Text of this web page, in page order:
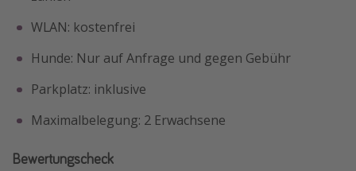
WLAN: kostenfrei
Hunde: Nur auf Anfrage und gegen Gebühr
Parkplatz: inklusive
Maximalbelegung: 2 Erwachsene
Bewertungscheck